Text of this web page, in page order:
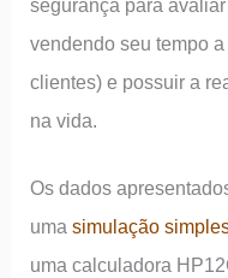
segurança para
vendendo seu tempo
clientes) e possuir a
na vida.
Os dados
umasimulação
uma calculadora